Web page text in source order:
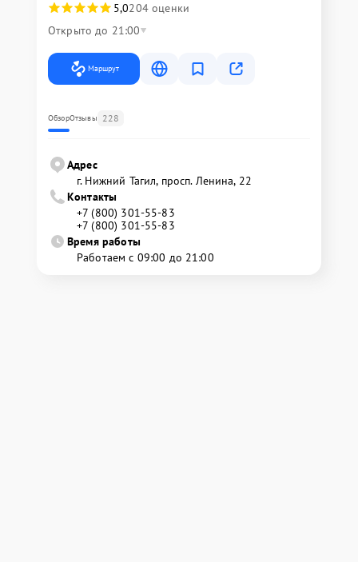
5,0204 оценки
Открыто до 21:00
Маршрут
ОбзорОтзывы 228
Адрес
г. Нижний Тагил, просп. Ленина, 22
Контакты
+7 (800) 301-55-83
+7 (800) 301-55-83
Время работы
Работаем с 09:00 до 21:00